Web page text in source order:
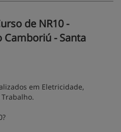
de NR10 -
Camboriú - Santa
em Eletricidade,